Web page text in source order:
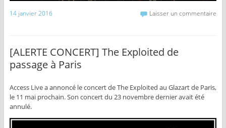
14 janvier 2016 Laisser un commentaire
[ALERTE CONCERT] The Exploited de
passage à Paris
Access Live a annoncé le concert de The Exploited au Glazart de Paris,
le 11 mai prochain. Son concert du 23 novembre dernier avait été
annulé.